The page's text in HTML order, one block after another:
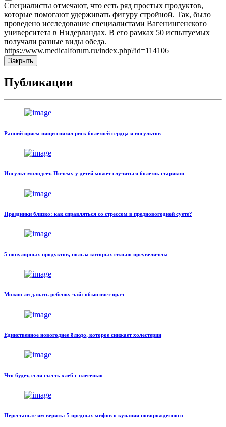
Специалисты отмечают, что есть ряд простых продуктов,
которые помогают удерживать фигуру стройной. Так, было
проведено исследование специалистами Вагенингенского
университета в Нидерландах. В его рамках 50 испытуемых
получали разные виды обеда.
https://www.medicalforum.ru/index.php?id=114106
Закрыть
Публикации
Ранний прием пищи снизил риск болезней сердца и инсультов
Инсульт молодеет. Почему у детей может случиться болезнь стариков
Праздники близко: как справляться со стрессом в предновогодней суете?
5 популярных продуктов, польза которых сильно преувеличена
Можно ли давать ребенку чай: объясняет врач
Единственное новогоднее блюдо, которое снижает холестерин
Что будет, если съесть хлеб с плесенью
Перестаньте им верить: 5 вредных мифов о купании новорожденного